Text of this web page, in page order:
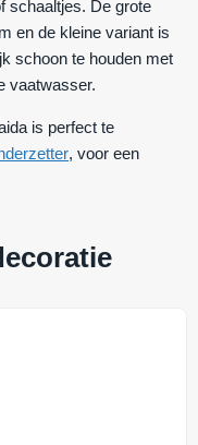
schaaltjes. De grote
en de kleine variant is
schoon te houden met
vaatwasser.
is perfect te
, voor een